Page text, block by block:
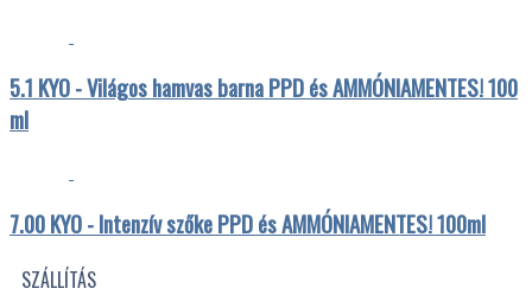
5.1 KYO - Világos hamvas barna PPD és AMMÓNIAMENTES! 100
ml
7.00 KYO - Intenzív szőke PPD és AMMÓNIAMENTES! 100ml
SZÁLLÍTÁS